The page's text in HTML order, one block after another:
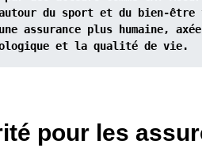
du sport et du bien-être
assurance plus humaine,
et la qualité de vie.
pour les